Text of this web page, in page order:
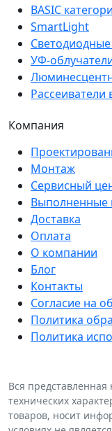
BASIC
SmartLight
УФ-
Рассеиватели
Компания
Монтаж
Сервисный
Выполненные
Доставка
Оплата
О компании
Блог
Контакты
Согласие на
Политика
Политика
Вся
технических
товаров, носит